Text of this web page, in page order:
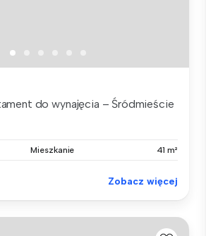
do wynajęcia – Śródmieście
Mieszkanie 41 m²
Zobacz więcej